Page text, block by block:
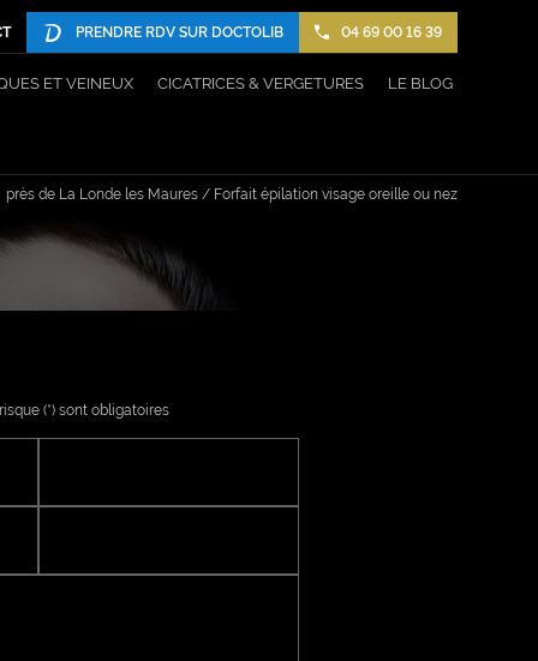
PRENDRE RDV SUR DOCTOLIB 04 69 00 16 39
ET VEINEUX CICATRICES & VERGETURES LE BLOG
près de La Londe les Maures / Forfait épilation visage oreille ou nez
(*) sont obligatoires